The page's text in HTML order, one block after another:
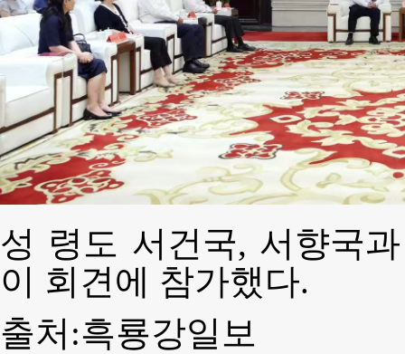
성 령도 서건국, 서향국
이 회견에 참가했다.
출처:흑룡강일보